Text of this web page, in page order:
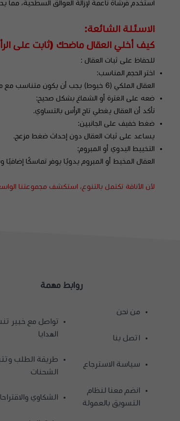
استخدم فرشاة ناعمة لإزالة العوالق السطحية، مما
الاسئلة الشائعة:
كيف أخلي العقال ماضحك (ثابت على
للحفاظ على ثبات العقال :
اختر الحجم المناسب:
العقال الملكي (6 خيوط) يجب أن يكون متناسب مع مقاس رأسك.
ضعه على الغترة أو الشماغ بشكل صحيح:
تأكد أن العقال يغطي تاج الرأس بالتساوي.
ضغط خفيف على الجانبين:
يساعد على ثبات العقال دون إحداث ضغط مزعج.
التخييط اليدوي أو المبروم:
العقال المخيط أو المبروم يدويًا يوفر تماسكًا إضافيًا
لأن الأناقة تكتمل بالتنوع، استكشف مجموعتنا
روابط مهمة
من نحن
اتصل بنا
سياسة الاسترجاع
انضم معنا لنظام
التسويق بالعمولة
تواصل مع خبير
الهدايا
طريقة الطلب
الشحنات
الشكاوي